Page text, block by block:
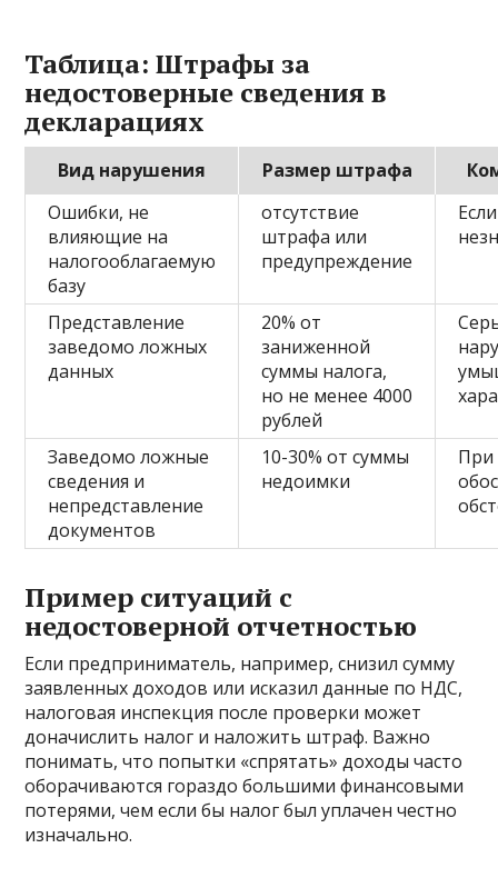
Таблица: Штрафы за
недостоверные сведения в
декларациях
Вид нарушения Размер штрафа
Ошибки, не
влияющие на
налогооблагаемую
базу
отсутствие
штрафа или
предупреждение
Представление
заведомо ложных
данных
20% от
заниженной
суммы налога,
но не менее 4000
рублей
Заведомо ложные
сведения и
непредставление
документов
10-30% от суммы
недоимки
При
Пример ситуаций с
недостоверной отчетностью
Если предприниматель, например, снизил сумму
заявленных доходов или исказил данные по НДС,
налоговая инспекция после проверки может
доначислить налог и наложить штраф. Важно
понимать, что попытки «спрятать» доходы часто
оборачиваются гораздо большими финансовыми
потерями, чем если бы налог был уплачен честно
изначально.